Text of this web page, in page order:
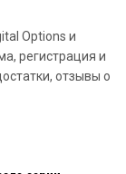
Options и
регистрация и
отзывы о